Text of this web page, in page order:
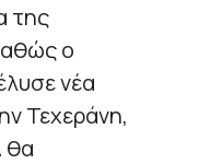
της
ο
νέα
Τεχεράνη,
θα